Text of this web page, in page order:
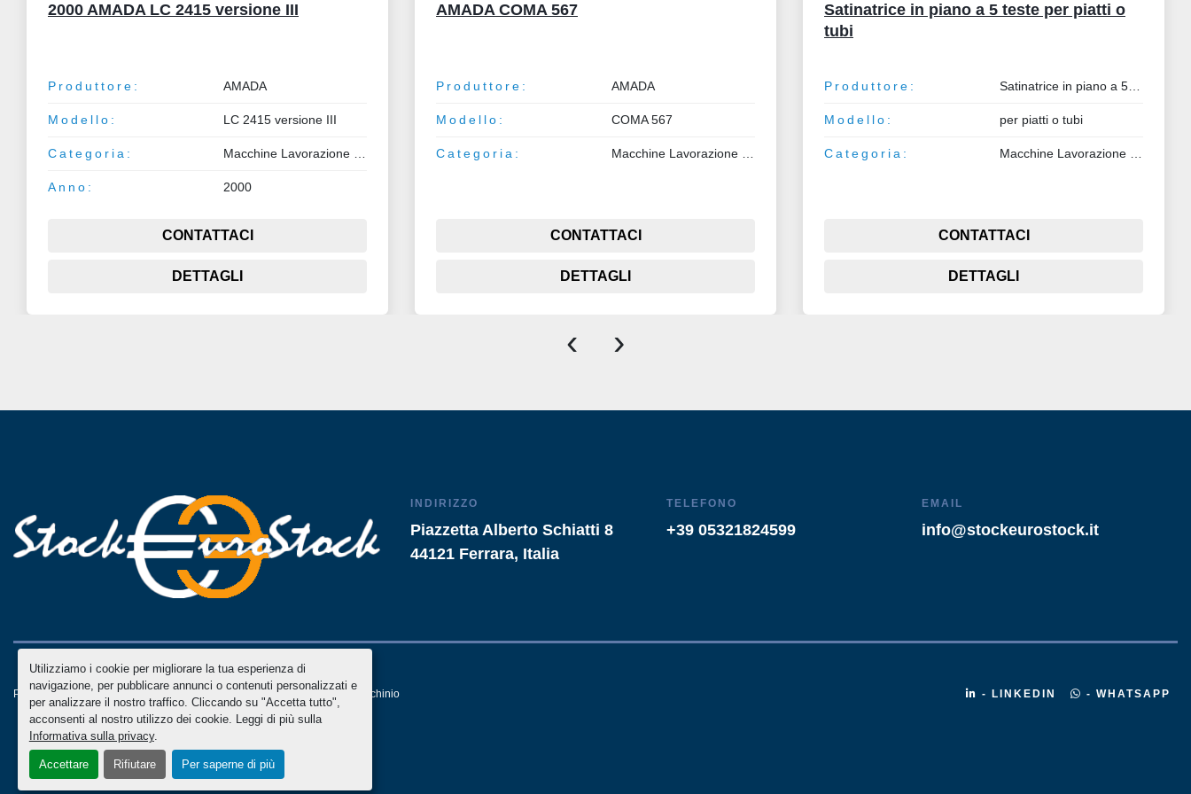
Utilizziamo i cookie per migliorare la tua esperienza di
navigazione, per pubblicare annunci o contenuti personalizzati e
per analizzare il nostro traffico. Cliccando su "Accetta tutto",
acconsenti al nostro utilizzo dei cookie. Leggi di più sulla
Informativa sulla privacy.
Accettare Rifiutare Per saperne di più
AMADA COMA 567
Produttore: AMADA
Modello: COMA 567
Categoria:
CONTATTACI
DETTAGLI
Satinatrice in piano a 5 teste per piatti o
Produttore:
Modello: per piatti o tubi
Categoria:
CONTATTACI
DETTAGLI
CERCO ACQUIRENTI SERI PER
MACCHINARI PRODUZIONE TUBI
Categoria:
CONTATTACI
DETTAGLI
‹ ›
INDIRIZZO
Piazzetta Alberto Schiatti 8
44121 Ferrara, Italia
TELEFONO
+39 05321824599
EMAIL
info@stockeurostock.it
Personalizza le preferenze sui Cookies Machinio Systemsito web diMachinio - LINKEDIN - WHATSAPP